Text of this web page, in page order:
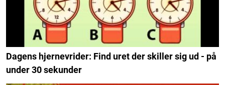
Dagens hjernevrider: Find uret der skiller sig ud - på
under 30 sekunder